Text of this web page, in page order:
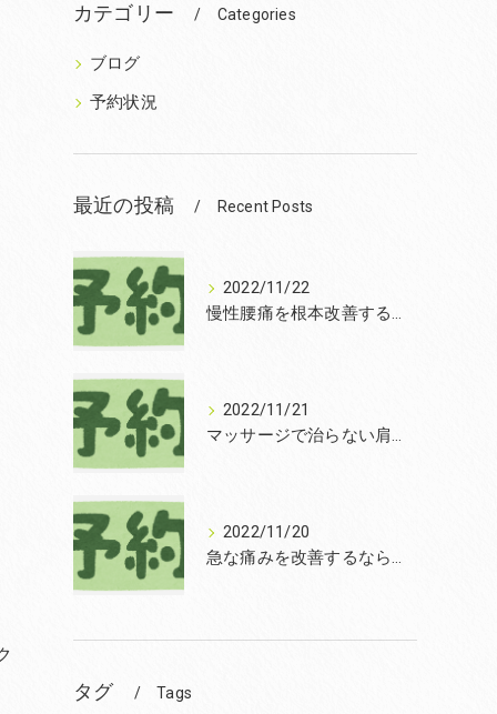
カテゴリー Categories
ブログ
予約状況
最近の投稿 Recent Posts
2022/11/22
慢性腰痛を根本改善するなら和泉市の笑福整骨院【2022年11月22日の予約状況】
2022/11/21
マッサージで治らない肩こりを改善する無痛整体和泉市笑福整骨院【2022年11月21日の予約状況】
2022/11/20
急な痛みを改善するなら和泉市の土日診療の笑福整骨院【2022年11月20日の予約状況】
タグ Tags